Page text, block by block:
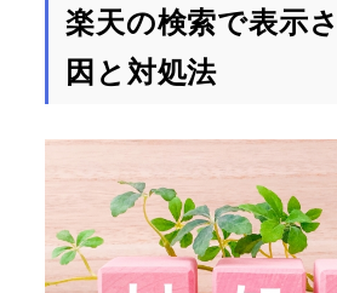
楽天の検索で表示
因と対処法